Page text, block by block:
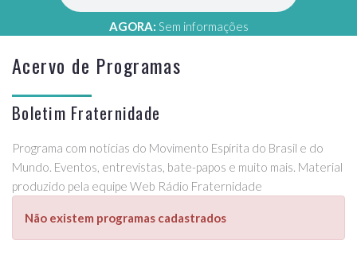
AGORA: Sem informações
Acervo de Programas
Boletim Fraternidade
Programa com notícias do Movimento Espírita do Brasil e do
Mundo. Eventos, entrevistas, bate-papos e muito mais. Material
produzido pela equipe Web Rádio Fraternidade
Não existem programas cadastrados